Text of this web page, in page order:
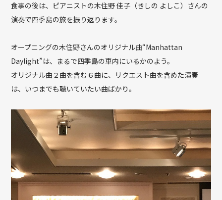
食事の後は、ピアニストの木住野 佳子（きしの よしこ）さんの
演奏で四季島の旅を振り返ります。
オープニングの木住野さんのオリジナル曲“Manhattan
Daylight”は、まるで四季島の車内にいるかのよう。
オリジナル曲２曲を含む６曲に、リクエスト曲を含めた演奏
は、いつまでも聴いていたい曲ばかり。